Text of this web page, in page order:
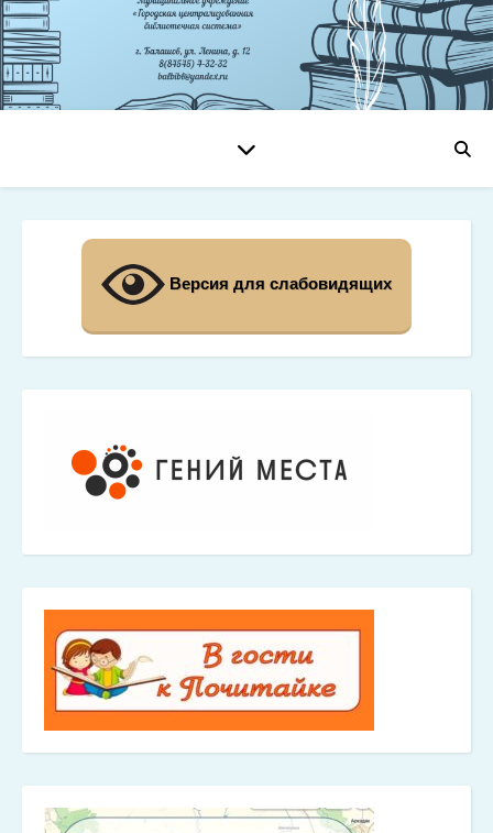
Версия для слабовидящих